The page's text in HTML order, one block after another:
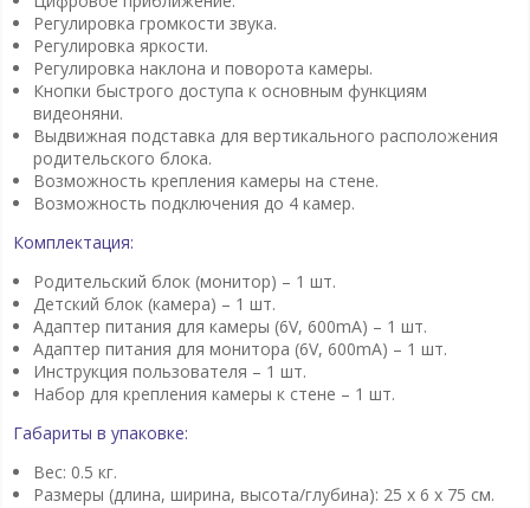
Регулировка громкости звука.
Регулировка яркости.
Регулировка наклона и поворота камеры.
Кнопки быстрого доступа к основным функциям
видеоняни.
Выдвижная подставка для вертикального расположения
родительского блока.
Возможность крепления камеры на стене.
Возможность подключения до 4 камер.
Комплектация:
Родительский блок (монитор) – 1 шт.
Детский блок (камера) – 1 шт.
Адаптер питания для камеры (6V, 600mA) – 1 шт.
Адаптер питания для монитора (6V, 600mA) – 1 шт.
Инструкция пользователя – 1 шт.
Набор для крепления камеры к стене – 1 шт.
Габариты в упаковке:
Вес: 0.5 кг.
Размеры (длина, ширина, высота/глубина): 25 x 6 x 75 см.